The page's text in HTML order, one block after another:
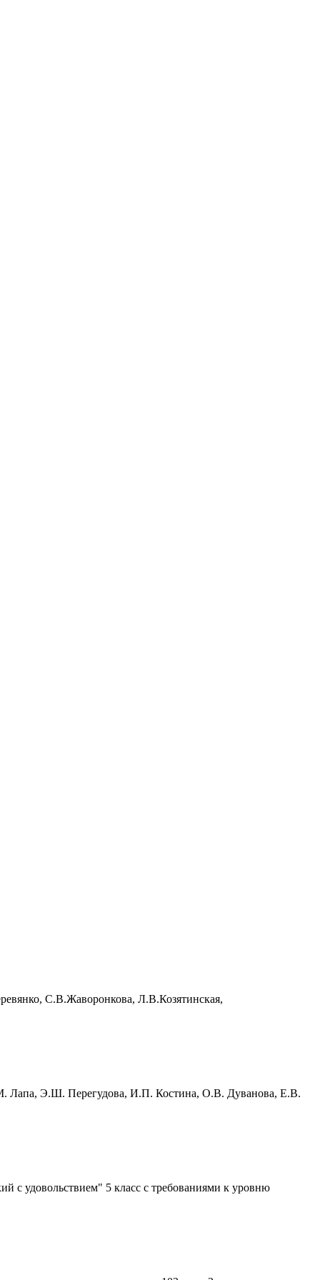
С.В.Жаворонкова, Л.В.Козятинская,
Лапа, Э.Ш. Перегудова, И.П. Костина, О.В. Дуванова, Е.В.
с удовольствием" 5 класс с требованиями к уровню